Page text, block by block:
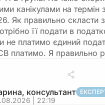
канікулами на термін
Як правильно скласти
її подати в
не платимо єдиний
платимо. Я правильно
консультант
| 22:19